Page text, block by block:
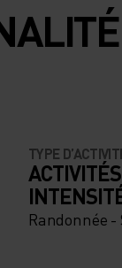
TYPE
Randonnée